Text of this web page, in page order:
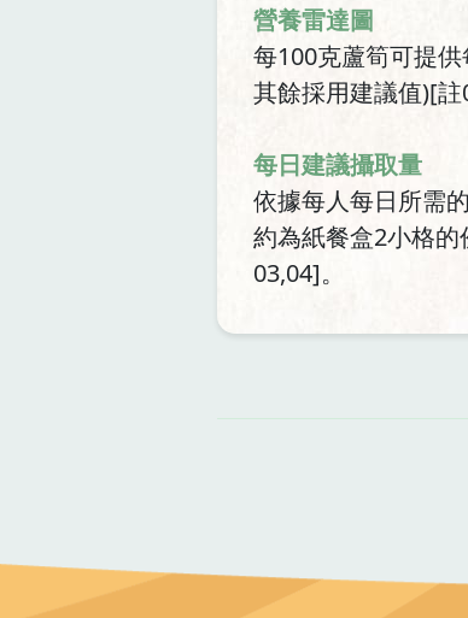
營養雷達圖
每100克蘆筍可提
其餘採用建議值)[註
每日建議攝取量
依據每人每日所需
約為紙餐盒2小格
03,04]。